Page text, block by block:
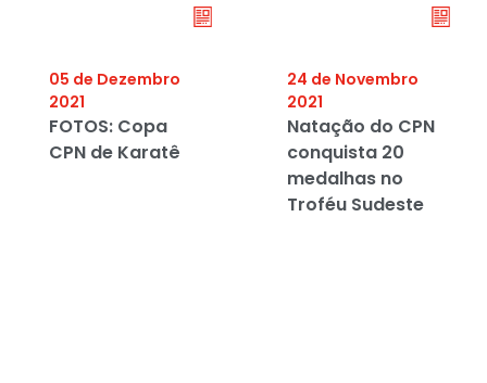
05 de Dezembro
2021
FOTOS: Copa
CPN de Karatê
24 de Novembro
2021
Natação do CPN
conquista 20
medalhas no
Troféu Sudeste